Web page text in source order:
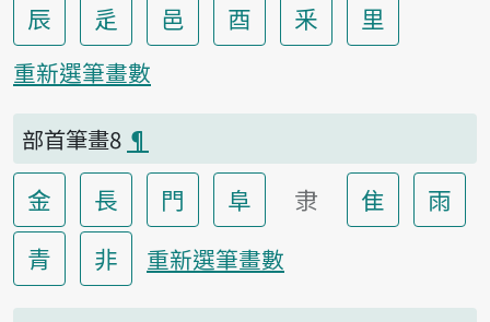
辰
辵 邑 酉 釆 里
重新選筆畫數
部首筆畫8 ¶
金 長 門 阜 隶 隹
雨
青
非 重新選筆畫數